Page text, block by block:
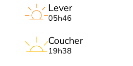
Lever
05h46
Coucher
19h38